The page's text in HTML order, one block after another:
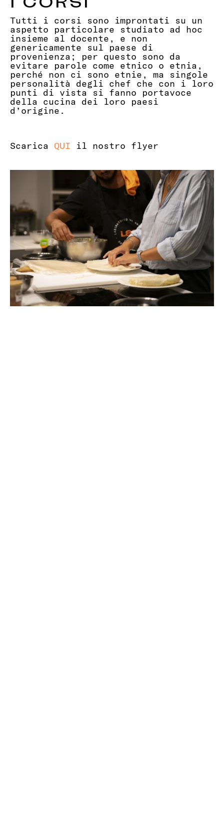
Tutti i corsi sono improntati su un
aspetto particolare studiato ad hoc
insieme al docente, e non
genericamente sul paese di
provenienza; per questo sono da
evitare parole come etnico o etnia,
perché non ci sono etnie, ma singole
personalità degli chef che con i loro
punti di vista si fanno portavoce
della cucina dei loro paesi
d’origine.
Scarica QUI il nostro flyer